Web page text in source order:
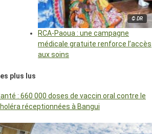
© DR
RCA-Paoua : une campagne
médicale gratuite renforce l’accès
aux soins
plus lus
: 660 000 doses de vaccin oral contre le
réceptionnées à Bangui